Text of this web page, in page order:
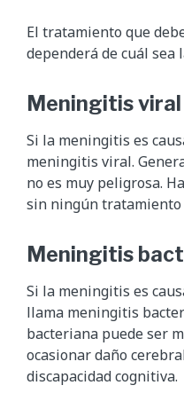
El tratamiento que
dependerá de cuál sea
Meningitis viral
Si la meningitis es
meningitis viral.
no es muy peligrosa.
sin ningún tratamiento
Meningitis
Si la meningitis es
llama meningitis
bacteriana puede ser
ocasionar daño
discapacidad cognitiva.